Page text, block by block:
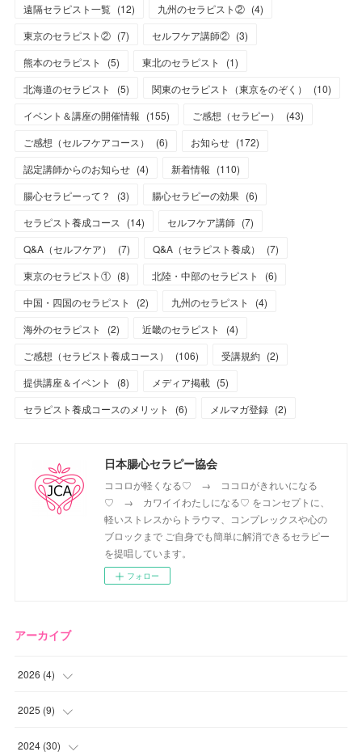
遠隔セラピスト一覧 (12) 九州のセラピスト② (4)
東京のセラピスト② (7) セルフケア講師② (3)
熊本のセラピスト
(5) 東北のセラピスト (1)
北海道のセラピスト
(5) 関東のセラピスト（東京をのぞく） (10)
イベント＆講座の開催情報 (155) ご感想（セラピー） (43)
ご感想（セルフケアコース）
(6) お知らせ (172)
認定講師からのお知らせ (4) 新着情報 (110)
腸心セラピーって？
(3) 腸心セラピーの効果 (6)
セラピスト養成コース
(14) セルフケア講師 (7)
Q&A（セルフケア）
(7) Q&A（セラピスト養成） (7)
東京のセラピスト① (8) 北陸・中部のセラピスト (6)
中国・四国のセラピスト
(2) 九州のセラピスト (4)
海外のセラピスト
(2) 近畿のセラピスト (4)
ご感想（セラピスト養成コース）
(106) 受講規約 (2)
提供講座＆イベント
(8) メディア掲載 (5)
セラピスト養成コースのメリット
(6) メルマガ登録 (2)
日本腸心セラピー協会
ココロが軽くなる♡ → ココロがきれいになる
♡ → カワイイわたしになる♡ をコンセプトに、
軽いストレスからトラウマ、コンプレックスや心の
ブロックまで ご自身でも簡単に解消できるセラピー
を提唱しています。
フォロー
アーカイブ
2026 (4)
( )
(1
2025 (9)
(2
2024 (30)